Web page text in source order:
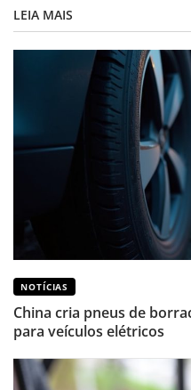
LEIA MAIS
NOTÍCIAS
China cria pneus de
para veículos elétricos